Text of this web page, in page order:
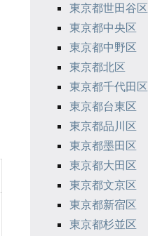
東京都世田谷区
東京都中央区
東京都中野区
東京都北区
東京都千代田区
東京都台東区
東京都品川区
東京都墨田区
東京都大田区
東京都文京区
東京都新宿区
東京都杉並区